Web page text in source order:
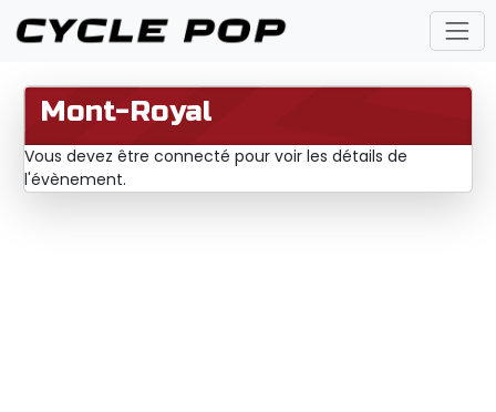
Mont-Royal
Vous devez être connecté pour voir les détails de
l'évènement.